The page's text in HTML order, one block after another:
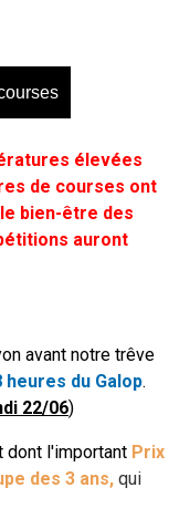
élevées
de courses ont
bien-être des
auront
avant notre trêve
heures du Galop.
22/06)
dont l'important Prix
des 3 ans, qui